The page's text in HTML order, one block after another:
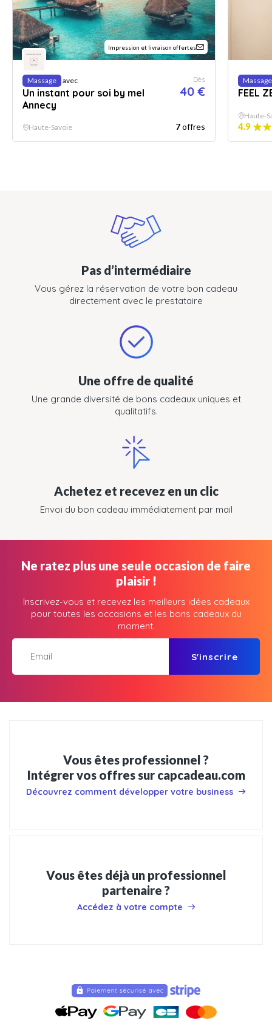
Impression et livraison offertes
Massage avec
Un instant pour soi by mel
Annecy
Dès
40 €
Haute-Savoie 7offres
Massage
FEEL
Haute-
4.9
Pas d’intermédiaire
Vous gérez la réservation de votre bon cadeau
directement avec le prestataire
Une offre de qualité
Une grande diversité de bons cadeaux uniques et
qualitatifs.
Achetez et recevez en un clic
Envoi du bon cadeau immédiatement par mail
Ne ratez plus une seule occasion de faire
plaisir !
Inscrivez-vous et recevez les meilleurs idées cadeaux
pour toutes les occasions et les bons cadeaux du
moment.
S'inscrire
Vous êtes professionnel ?
Intégrer vos offres sur capcadeau.com
Découvrez comment développer votre business
Vous êtes déjà un professionnel
partenaire ?
Accédez à votre compte